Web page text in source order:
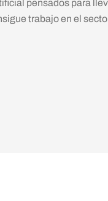
pensados para
trabajo en el